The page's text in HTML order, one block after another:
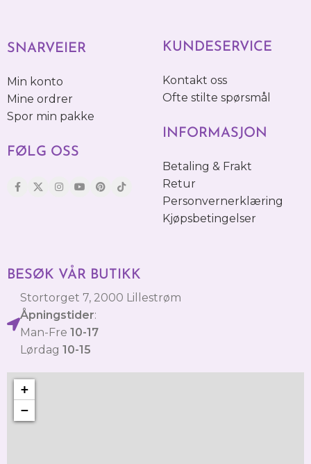
SNARVEIER
Min konto
Mine ordrer
Spor min pakke
FØLG OSS
KUNDESERVICE
Kontakt oss
Ofte stilte spørsmål
INFORMASJON
Betaling & Frakt
Retur
Personvernerklæring
Kjøpsbetingelser
BESØK VÅR BUTIKK
Stortorget 7, 2000 Lillestrøm
Åpningstider:
Man-Fre 10-17
Lørdag 10-15
+
−